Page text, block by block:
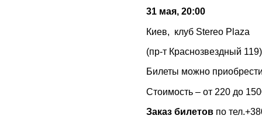
31 мая, 20:00
Киев, клуб Stereo Plaza
(пр-т Краснозвездный 119)
Билеты можно
Стоимость – от 220 до
Заказ билетов по